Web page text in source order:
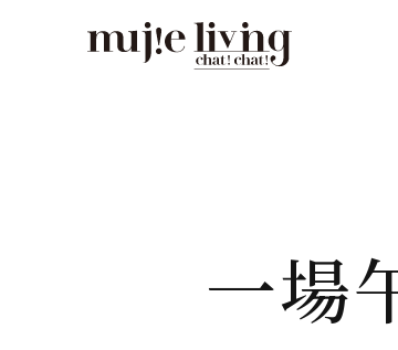
一場